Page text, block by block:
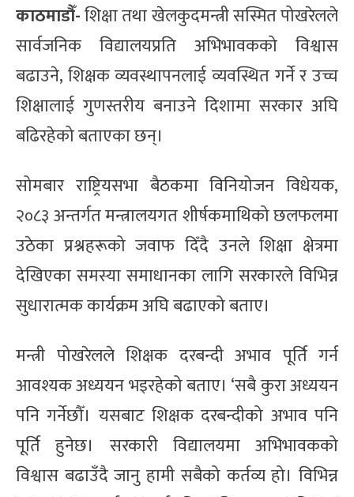
काठमाडौँ-शिक्षा तथा खेलकुदमन्त्री सस्मित पोखरेलले
सार्वजनिक विद्यालयप्रति अभिभावकको विश्वास
बढाउने, शिक्षक व्यवस्थापनलाई व्यवस्थित गर्ने र उच्च
शिक्षालाई गुणस्तरीय बनाउने दिशामा सरकार अघि
बढिरहेको बताएका छन्।
सोमबार राष्ट्रियसभा बैठकमा विनियोजन विधेयक,
२०८३ अन्तर्गत मन्त्रालयगत शीर्षकमाथिको छलफलमा
उठेका प्रश्नहरूको जवाफ दिँदै उनले शिक्षा क्षेत्रमा
देखिएका समस्या समाधानका लागि सरकारले विभिन्न
सुधारात्मक कार्यक्रम अघि बढाएको बताए।
मन्त्री पोखरेलले शिक्षक दरबन्दी अभाव पूर्ति गर्न
आवश्यक अध्ययन भइरहेको बताए। ‘सबै कुरा अध्ययन
पनि गर्नेछौँ। यसबाट शिक्षक दरबन्दीको अभाव पनि
पूर्ति हुनेछ। सरकारी विद्यालयमा अभिभावकको
विश्वास बढाउँदै जानु हामी सबैको कर्तव्य हो। विभिन्न